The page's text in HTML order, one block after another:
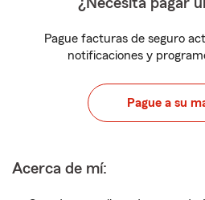
¿Necesita pagar
Pague facturas de seguro
notificaciones y
Pague a su
Acerca de mí: